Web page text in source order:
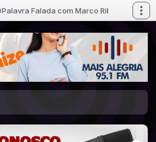
Falada com Marco Ribeiro (Pr) das